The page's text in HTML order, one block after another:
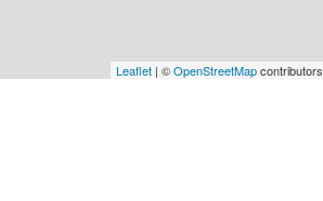
Leaflet| ©OpenStreetMapcontributors